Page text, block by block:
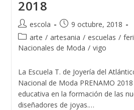
2018
Autor
de
la
escola
Publicación
de
la
9 octubre, 2018
Categoría
de
entrada:
arte / artesania / escuelas /
Nacionales de Moda / vigo
La Escuela T. de Joyería del
Nacional de Moda PRENAMO
educativa en la formación de las
diseñadores de joyas.…